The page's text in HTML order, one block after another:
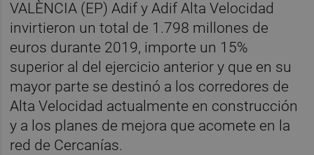
VALÈNCIA (EP) Adif y Adif Alta Velocidad
invirtieron un total de 1.798 millones de
euros durante 2019, importe un 15%
superior al del ejercicio anterior y que en su
mayor parte se destinó a los corredores de
Alta Velocidad actualmente en construcción
y a los planes de mejora que acomete en la
red de Cercanías.